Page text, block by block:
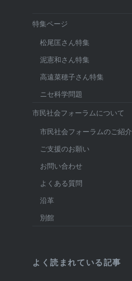
特集ページ
松尾匡さん特集
泥憲和さん特集
高遠菜穂子さん特集
ニセ科学問題
市民社会フォーラムについて
市民社会フォーラムのご紹介
ご支援のお願い
お問い合わせ
よくある質問
沿革
別館
よく読まれている記事